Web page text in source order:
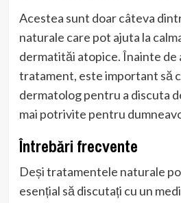
Acestea sunt doar câteva
naturale care pot ajuta la
dermatităi atopice. Înainte de
tratament, este important să
dermatolog pentru a discuta
mai potrivite pentru
Întrebări frecvente
Deși tratamentele naturale
esențial să discutați cu un